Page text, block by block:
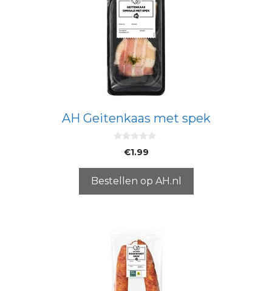
AH Geitenkaas met spek
5
€1.99
Bestellen op AH.nl